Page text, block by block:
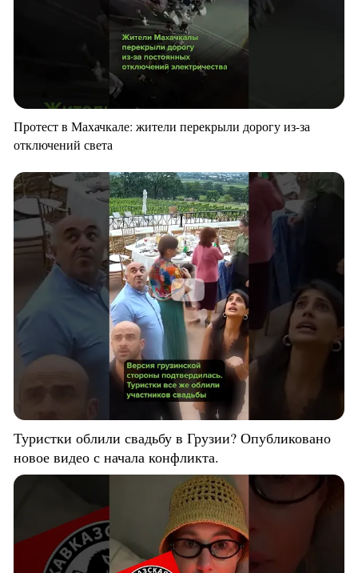
Протест в Махачкале: жители перекрыли дорогу из-за
отключений света
Туристки облили свадьбу в Грузии? Опубликовано
новое видео с начала конфликта.